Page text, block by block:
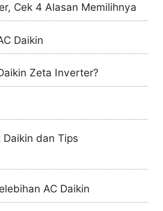
Cek 4 Alasan Memilihnya
Daikin
Zeta Inverter?
Daikin dan Tips
AC Daikin